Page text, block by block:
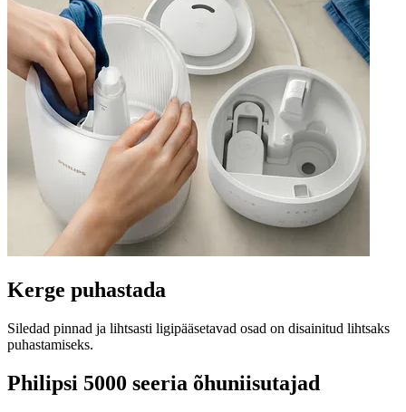
Kerge puhastada
Siledad pinnad ja lihtsasti ligipääsetavad osad on disainitud lihtsaks
puhastamiseks.​
Philipsi 5000 seeria õhuniisutajad